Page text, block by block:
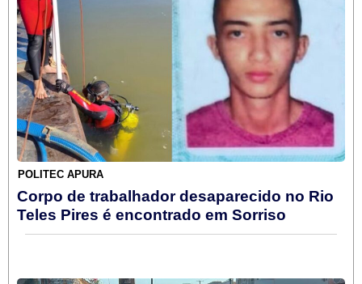
POLITEC APURA
Corpo de trabalhador desaparecido no Rio
Teles Pires é encontrado em Sorriso